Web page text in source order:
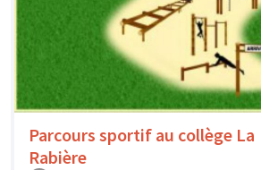
Parcours sportif au collège La
Rabière